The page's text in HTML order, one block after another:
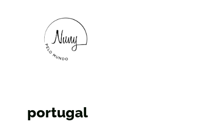
portugal